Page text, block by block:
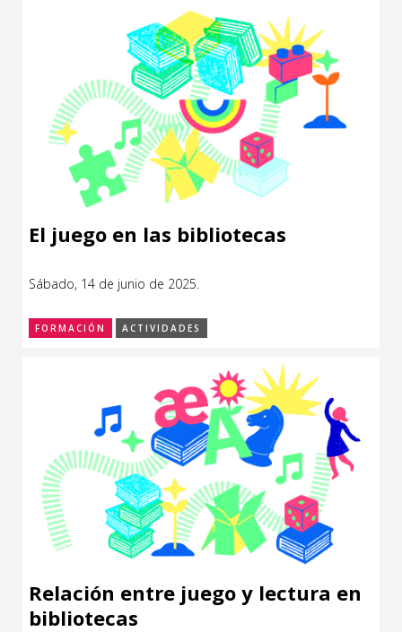
El juego en las bibliotecas
Sábado, 14 de junio de 2025.
FORMACIÓN ACTIVIDADES
Relación entre juego y lectura en
bibliotecas